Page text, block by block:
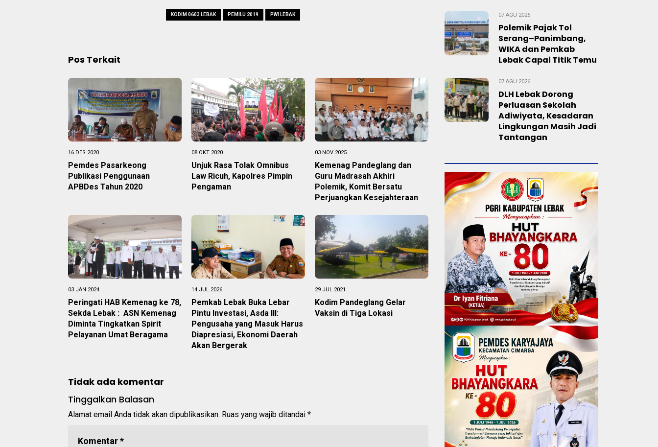
KODIM 0603 LEBAK PEMILU 2019 PWI LEBAK
Pos Terkait
16 DES 2020
Pemdes Pasarkeong
Publikasi Penggunaan
APBDes Tahun 2020
08 OKT 2020
Unjuk Rasa Tolak Omnibus
Law Ricuh, Kapolres Pimpin
Pengaman
03 NOV 2025
Kemenag Pandeglang dan
Guru Madrasah Akhiri
Polemik, Komit Bersatu
Perjuangkan Kesejahteraan
03 JAN 2024
Peringati HAB Kemenag ke 78,
Sekda Lebak : ASN Kemenag
Diminta Tingkatkan Spirit
Pelayanan Umat Beragama
14 JUL 2026
Pemkab Lebak Buka Lebar
Pintu Investasi, Asda III:
Pengusaha yang Masuk Harus
Diapresiasi, Ekonomi Daerah
Akan Bergerak
29 JUL 2021
Kodim Pandeglang Gelar
Vaksin di Tiga Lokasi
Tidak ada komentar
Tinggalkan Balasan
Alamat email Anda tidak akan dipublikasikan. Ruas yang wajib ditandai *
Komentar*
07 AGU 2026
Polemik Pajak Tol
Serang–Panimbang,
WIKA dan Pemkab
Lebak Capai Titik Temu
07 AGU 2026
DLH Lebak Dorong
Perluasan Sekolah
Adiwiyata, Kesadaran
Lingkungan Masih Jadi
Tantangan